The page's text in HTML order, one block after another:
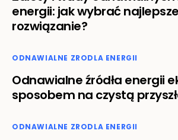
energii: jak wybrać najlepsze
rozwiązanie?
ODNAWIALNE ZRODLA ENERGII
Odnawialne źródła energii
sposobem na czystą
ODNAWIALNE ZRODLA ENERGII